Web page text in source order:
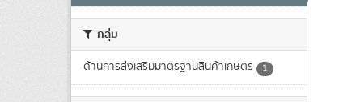
กลุ่ม
ด้านการส่งเสริมมาตรฐานสินค้าเกษตร 1